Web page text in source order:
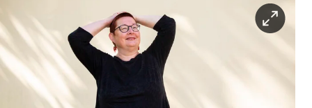
berlin
nord
wahrheit